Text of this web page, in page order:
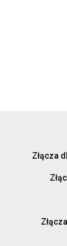
Złącza